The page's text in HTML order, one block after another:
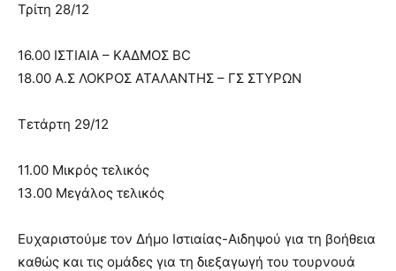
Τρίτη 28/12
16.00 ΙΣΤΙΑΙΑ – ΚΑΔΜΟΣ BC
18.00 Α.Σ ΛΟΚΡΟΣ ΑΤΑΛΑΝΤΗΣ – ΓΣ ΣΤΥΡΩΝ
Τετάρτη 29/12
11.00 Μικρός τελικός
13.00 Μεγάλος τελικός
Ευχαριστούμε τον Δήμο Ιστιαίας-Αιδηψού για τη βοήθεια
καθώς και τις ομάδες για τη διεξαγωγή του τουρνουά